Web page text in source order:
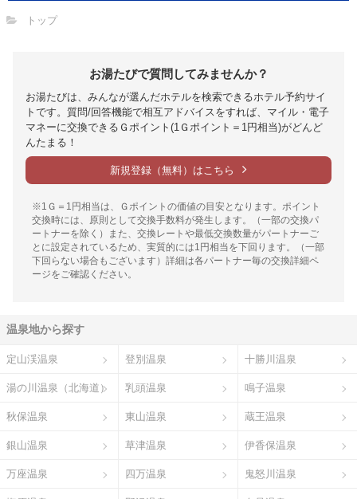
トップ
お湯たびで質問してみませんか？
お湯たびは、みんなが選んだホテルを検索できるホテル予約サイ
トです。質問/回答機能で相互アドバイスをすれば、マイル・電子
マネーに交換できるＧポイント(1Ｇポイント＝1円相当)がどんど
んたまる！
新規登録（無料）はこちら
※1Ｇ＝1円相当は、Ｇポイントの価値の目安となります。ポイント
交換時には、原則として交換手数料が発生します。（一部の交換パ
ートナーを除く）また、交換レートや最低交換数量がパートナーご
とに設定されているため、実質的には1円相当を下回ります。（一部
下回らない場合もございます）詳細は各パートナー毎の交換詳細ペ
ージをご確認ください。
温泉地から探す
定山渓温泉 登別温泉 十勝川温泉
湯の川温泉（北海道） 乳頭温泉 鳴子温泉
秋保温泉 東山温泉 蔵王温泉
銀山温泉 草津温泉 伊香保温泉
万座温泉 四万温泉 鬼怒川温泉